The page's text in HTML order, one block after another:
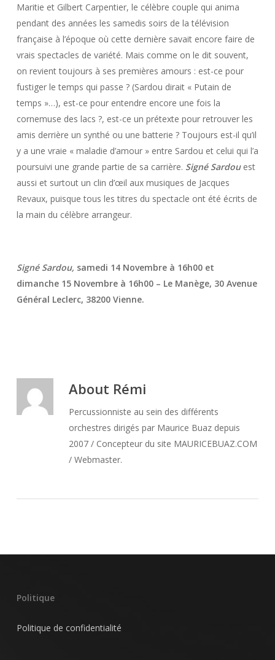
Maritie et Gilbert Carpentier, le célèbre couple qui anima
pendant des années les samedis soirs de la télévision
française à l’époque où cette dernière savait encore faire de
vrais spectacles de variété. Mais comme on le dit souvent,
on revient toujours à ses premières amours : est-ce pour
fustiger le temps qui passe ? (Sardou dirait « Putain de
temps »…), est-ce pour entendre encore une fois la
cornemuse des lacs ?, est-ce un prétexte pour retrouver les
amis derrière un synthé ou une batterie ? Toujours est-il qu’il
y a une vraie « maladie d’amour » entre Sardou et celui qui l’a
poursuivi une grande partie de sa carrière. Signé Sardouest
aussi et surtout un clin d’œil aux musiques de Jacques
Revaux, puisque tous les titres du spectacle ont été écrits de
la main du célèbre arrangeur.
Signé Sardou, samedi 14 Novembre à 16h00 et
dimanche 15 Novembre à 16h00 – Le Manège, 30 Avenue
Général Leclerc, 38200 Vienne.
About Rémi
Percussionniste au sein des différents
orchestres dirigés par Maurice Buaz depuis
2007 / Concepteur du site MAURICEBUAZ.COM
/ Webmaster.
Politique
Politique de confidentialité